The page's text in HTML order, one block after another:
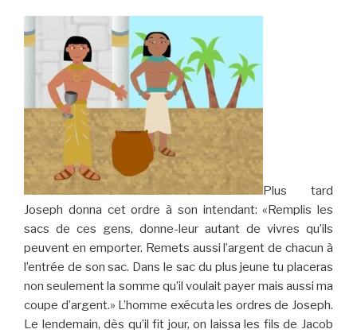
Plus tard
Joseph donna cet ordre à son intendant: «Remplis les
sacs de ces gens, donne-leur autant de vivres qu’ils
peuvent en emporter. Remets aussi l’argent de chacun à
l’entrée de son sac. Dans le sac du plus jeune tu placeras
non seulement la somme qu’il voulait payer mais aussi ma
coupe d’argent.» L’homme exécuta les ordres de Joseph.
Le lendemain, dès qu’il fit jour, on laissa les fils de Jacob